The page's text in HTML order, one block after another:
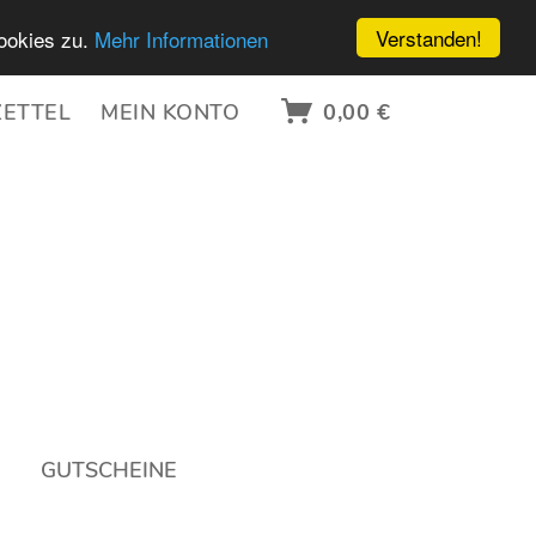
Verstanden!
zu. Mehr Informationen
MEIN KONTO 0,00 €
GUTSCHEINE